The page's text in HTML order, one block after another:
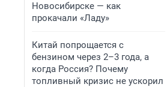
Новосибирске — как
прокачали «Ладу»
Китай попрощается с
бензином через 2–3 года, а
когда Россия? Почему
топливный кризис не ускорил